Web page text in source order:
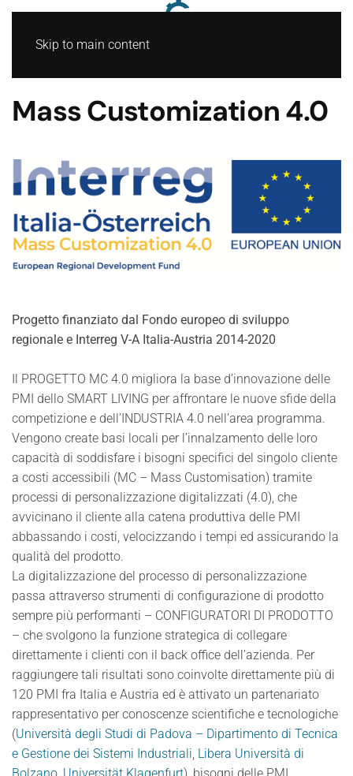
Skip to main content
Mass Customization 4.0
Progetto finanziato dal Fondo europeo di sviluppo
regionale e Interreg V-A Italia-Austria 2014-2020
Il PROGETTO MC 4.0 migliora la base d’innovazione delle
PMI dello SMART LIVING per affrontare le nuove sfide della
competizione e dell’INDUSTRIA 4.0 nell’area programma.
Vengono create basi locali per l’innalzamento delle loro
capacità di soddisfare i bisogni specifici del singolo cliente
a costi accessibili (MC – Mass Customisation) tramite
processi di personalizzazione digitalizzati (4.0), che
avvicinano il cliente alla catena produttiva delle PMI
abbassando i costi, velocizzando i tempi ed assicurando la
qualità del prodotto.
La digitalizzazione del processo di personalizzazione
passa attraverso strumenti di configurazione di prodotto
sempre più performanti – CONFIGURATORI DI PRODOTTO
– che svolgono la funzione strategica di collegare
direttamente i clienti con il back office dell’azienda. Per
raggiungere tali risultati sono coinvolte direttamente più di
120 PMI fra Italia e Austria ed è attivato un partenariato
rappresentativo per conoscenze scientifiche e tecnologiche
(Università degli Studi di Padova – Dipartimento di Tecnica
e Gestione dei Sistemi Industriali, Libera Università di